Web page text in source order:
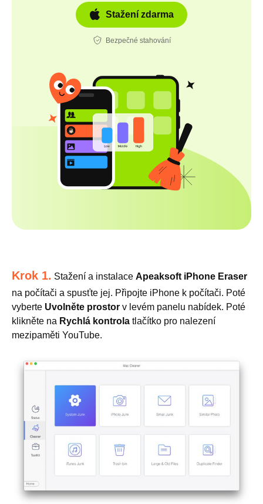
Stažení zdarma
Bezpečné stahování
Krok 1. Stažení a instalace Apeaksoft iPhone Eraser
na počítači a spusťte jej. Připojte iPhone k počítači. Poté
vyberte Uvolněte prostor v levém panelu nabídek. Poté
klikněte na Rychlá kontrola tlačítko pro nalezení
mezipaměti YouTube.